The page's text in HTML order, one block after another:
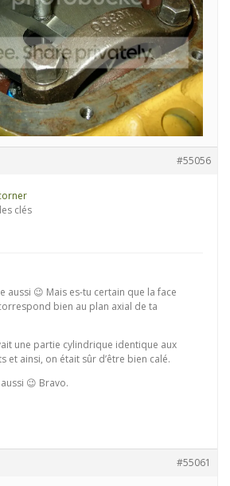
#55056
clés
aussi 😉 Mais es-tu certain que la face
bien au plan axial de ta
une partie cylindrique identique aux
et ainsi, on était sûr d’être bien calé.
😉 Bravo.
#55061